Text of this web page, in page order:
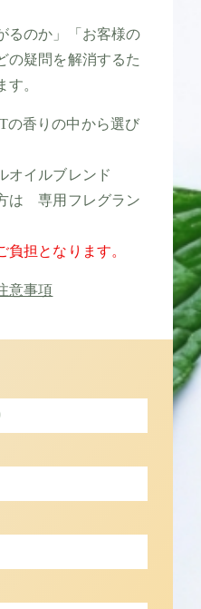
るのか」「お客様の
の疑問を解消するた
。
の香りの中から選び
オイルブレンド
は 専用フレグラン
担となります。
意事項